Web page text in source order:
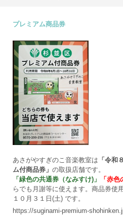
プレミアム商品券
あさがやすぎのこ音楽教室は 「令和
ム付商品券」 の取扱店舗です。
「緑色の共通券（なみすけ)」
「赤
らでも月謝等に使えます。商品券使
１０月３１日(土) です。
https://suginami-premium-